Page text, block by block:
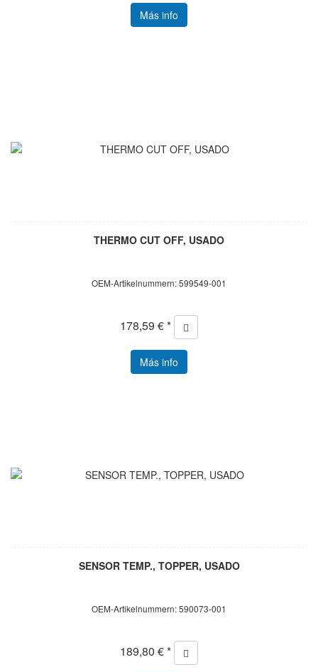
Más info
THERMO CUT OFF, USADO
OEM-Artikelnummern: 599549-001
178,59 € *
Más info
SENSOR TEMP., TOPPER, USADO
OEM-Artikelnummern: 590073-001
189,80 € *